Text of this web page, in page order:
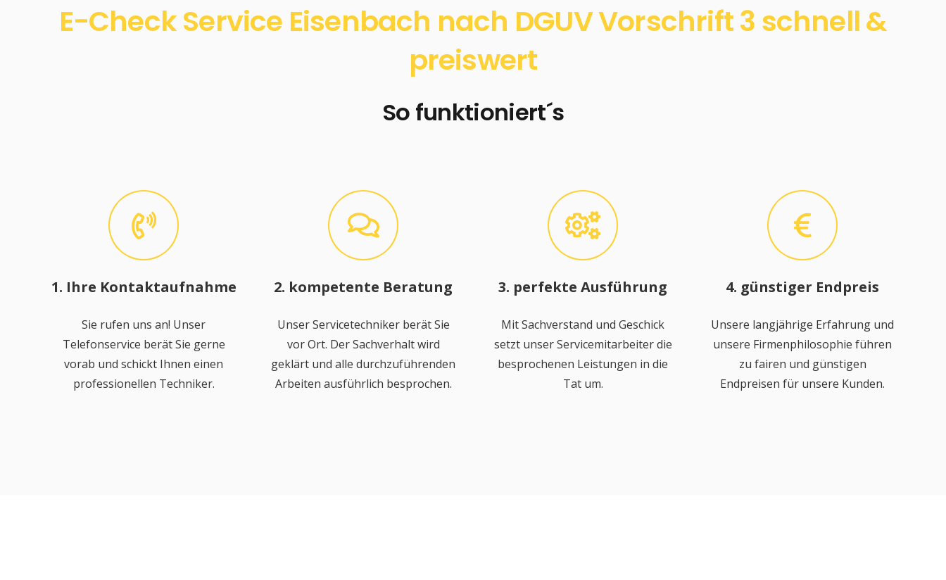
E-Check Service Eisenbach nach DGUV Vorschrift 3 schnell &
preiswert
So funktioniert´s
1. Ihre Kontaktaufnahme
Sie rufen uns an! Unser
Telefonservice berät Sie gerne
vorab und schickt Ihnen einen
professionellen Techniker.
2. kompetente Beratung
Unser Servicetechniker berät Sie
vor Ort. Der Sachverhalt wird
geklärt und alle durchzuführenden
Arbeiten ausführlich besprochen.
3. perfekte Ausführung
Mit Sachverstand und Geschick
setzt unser Servicemitarbeiter die
besprochenen Leistungen in die
Tat um.
4. günstiger Endpreis
Unsere langjährige Erfahrung und
unsere Firmenphilosophie führen
zu fairen und günstigen
Endpreisen für unsere Kunden.